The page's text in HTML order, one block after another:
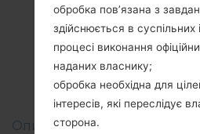
akaLG
Описання регіонів
обробка пов’язана з
здійснюється в суспільних
процесі виконання
наданих власнику;
обробка необхідна для
інтересів, які переслідує
сторона.